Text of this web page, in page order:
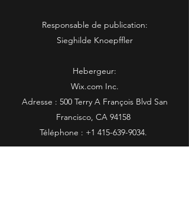
Responsable de publication:
Sieghilde Knoepffler
Hebergeur:
Wix.com Inc.
Adresse : 500 Terry A François Blvd San
Francisco, CA 94158
Téléphone : +1 415-639-9034.